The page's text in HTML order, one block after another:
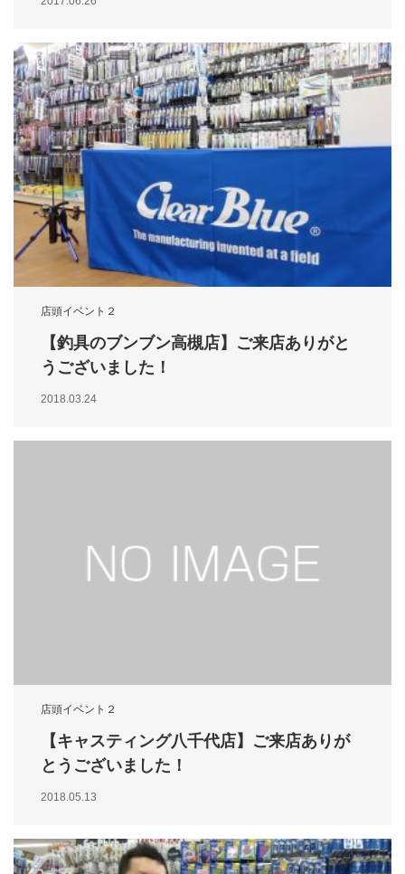
店頭イベント２
【釣具のブンブン高槻店】ご来店ありがと
うございました！
2018.03.24
店頭イベント２
【キャスティング八千代店】ご来店ありが
とうございました！
2018.05.13